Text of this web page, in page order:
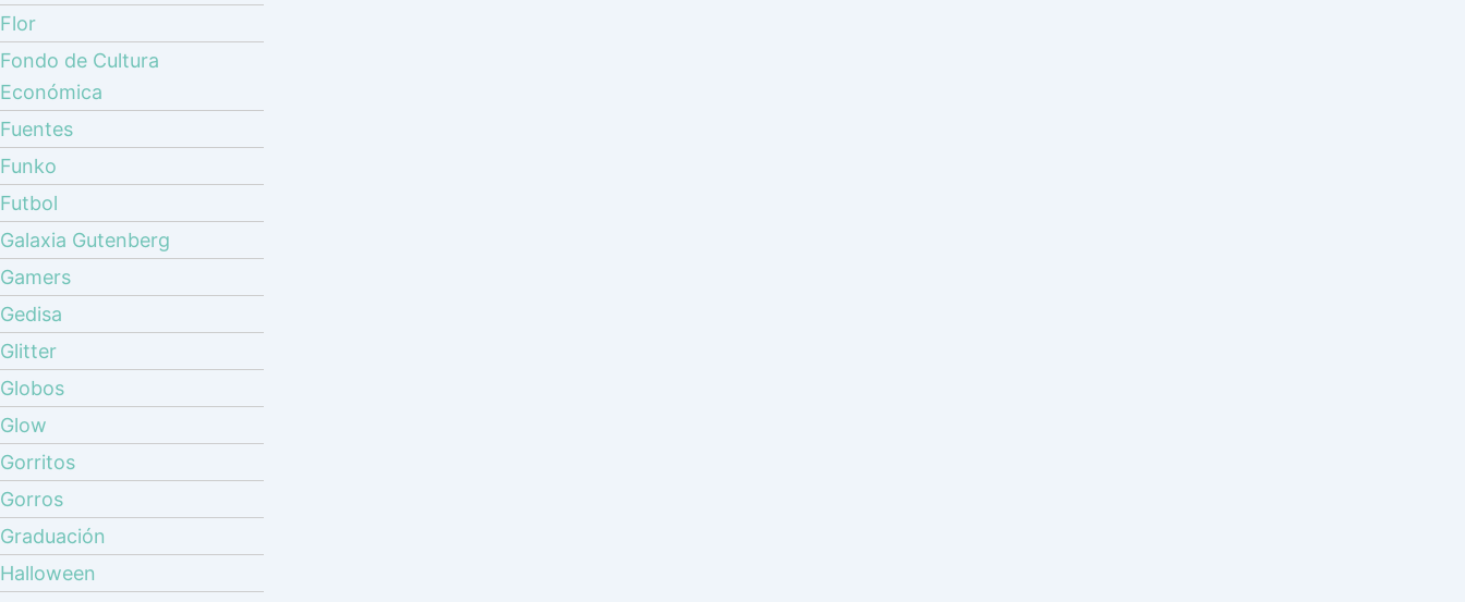
Flor
Fondo de Cultura
Económica
Fuentes
Funko
Futbol
Galaxia Gutenberg
Gamers
Gedisa
Glitter
Globos
Glow
Gorritos
Gorros
Graduación
Halloween